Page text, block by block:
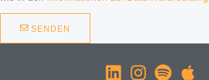
SENDEN